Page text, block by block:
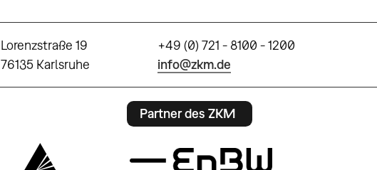
Lorenzstraße 19
76135 Karlsruhe
+49 (0) 721 - 8100 - 1200
info@zkm.de
Partner des ZKM